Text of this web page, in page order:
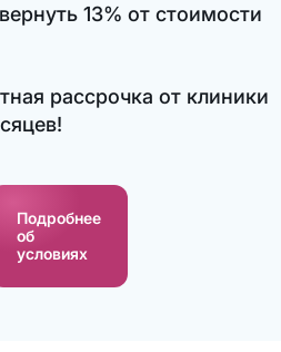
13% от стоимости
рассрочка от клиники
Подробнее
об
условиях